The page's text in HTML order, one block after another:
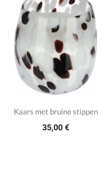
Kaars met bruine stippen
35,00 €